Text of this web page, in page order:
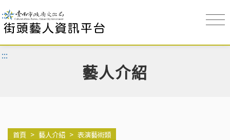
:::
:::
藝人介紹
首頁 > 藝人介紹 > 表演藝術類